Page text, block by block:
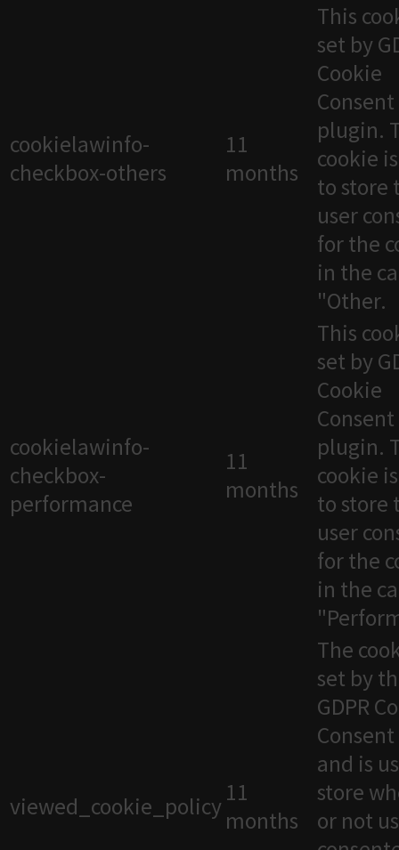
cookielawinfo-
checkbox-others
11
months
This
set by
Cookie
Consent
plugin.
cookie
to store
user
for the
in the
"Other.
cookielawinfo-
checkbox-
performance
11
months
This
set by
Cookie
Consent
plugin.
cookie
to store
user
for the
in the
viewed_cookie_policy 11
months
The
set by
GDPR
and is
store
or not